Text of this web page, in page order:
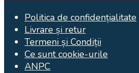
Politica de confidențialitate
Livrare și retur
Termeni și Condiții
Ce sunt cookie-urile
ANPC